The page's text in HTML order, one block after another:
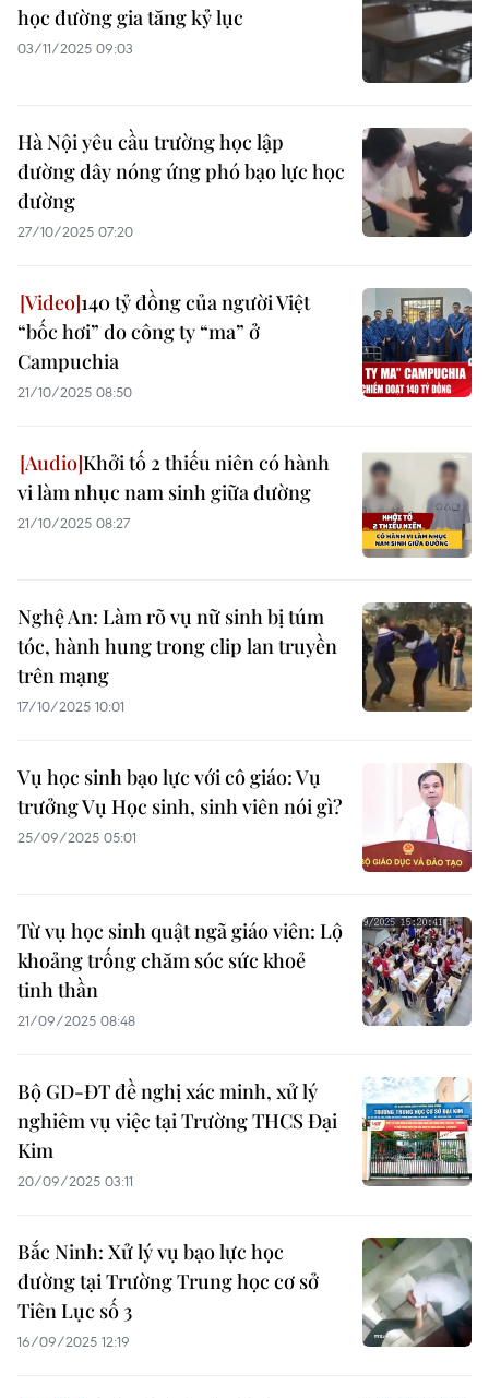
học đường gia tăng kỷ lục
03/11/2025 09:03
Hà Nội yêu cầu trường học lập
đường dây nóng ứng phó bạo lực học
đường
27/10/2025 07:20
140 tỷ đồng của người Việt
“bốc hơi” do công ty “ma” ở
Campuchia
21/10/2025 08:50
Khởi tố 2 thiếu niên có hành
vi làm nhục nam sinh giữa đường
21/10/2025 08:27
Nghệ An: Làm rõ vụ nữ sinh bị túm
tóc, hành hung trong clip lan truyền
trên mạng
17/10/2025 10:01
Vụ học sinh bạo lực với cô giáo: Vụ
trưởng Vụ Học sinh, sinh viên nói gì?
25/09/2025 05:01
Từ vụ học sinh quật ngã giáo viên: Lộ
khoảng trống chăm sóc sức khoẻ
tinh thần
21/09/2025 08:48
Bộ GD-ĐT đề nghị xác minh, xử lý
nghiêm vụ việc tại Trường THCS Đại
Kim
20/09/2025 03:11
Bắc Ninh: Xử lý vụ bạo lực học
đường tại Trường Trung học cơ sở
Tiên Lục số 3
16/09/2025 12:19